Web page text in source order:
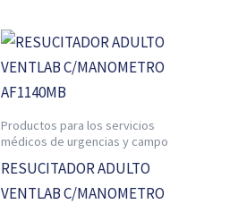
Productos para los servicios
médicos de urgencias y campo
RESUCITADOR ADULTO
VENTLAB C/MANOMETRO